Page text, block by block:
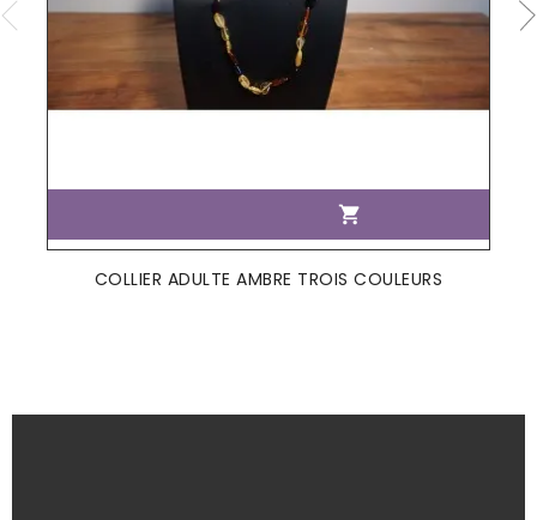

COLLIER ADULTE AMBRE TROIS COULEURS